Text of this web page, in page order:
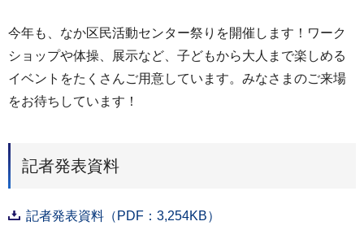
今年も、なか区民活動センター祭りを開催します！ワーク
ショップや体操、展示など、子どもから大人まで楽しめる
イベントをたくさんご用意しています。みなさまのご来場
をお待ちしています！
記者発表資料
記者発表資料（PDF：3,254KB）